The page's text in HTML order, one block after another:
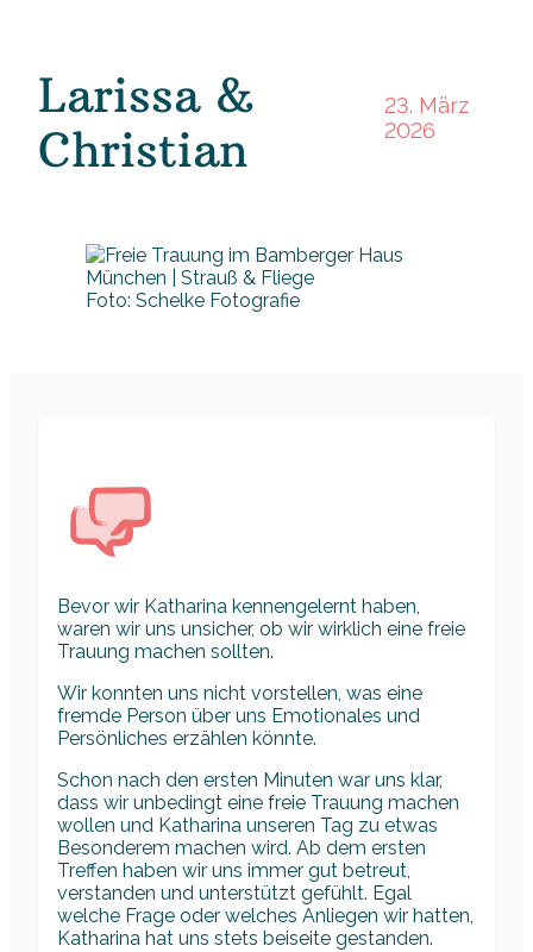
Larissa &
Christian
23. März
2026
Foto: Schelke Fotografie
Bevor wir Katharina kennengelernt haben,
waren wir uns unsicher, ob wir wirklich eine freie
Trauung machen sollten.
Wir konnten uns nicht vorstellen, was eine
fremde Person über uns Emotionales und
Persönliches erzählen könnte.
Schon nach den ersten Minuten war uns klar,
dass wir unbedingt eine freie Trauung machen
wollen und Katharina unseren Tag zu etwas
Besonderem machen wird. Ab dem ersten
Treffen haben wir uns immer gut betreut,
verstanden und unterstützt gefühlt. Egal
welche Frage oder welches Anliegen wir hatten,
Katharina hat uns stets beiseite gestanden.